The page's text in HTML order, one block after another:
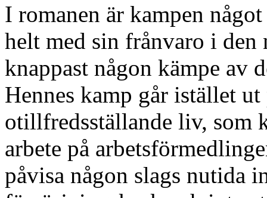
I romanen är kampen
helt med sin frånvaro i den
knappast någon kämpe av
Hennes kamp går istället
otillfredsställande liv, som
arbete på
påvisa någon slags nutida